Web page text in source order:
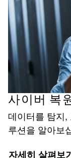
사이버 복
데이터를 탐지
루션을 알아보
자세히 살펴보